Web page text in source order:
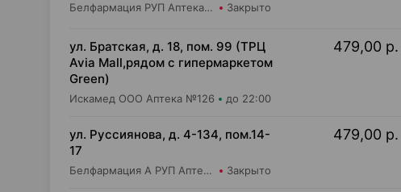
Белфармация РУП Аптека №91 Закрыто
ул. Братская, д. 18, пом. 99 (ТРЦ
Avia Mall,рядом с гипермаркетом
Green)
Искамед ООО Аптека №126 до 22:00
479,00 р.
ул. Руссиянова, д. 4-134, пом.14-
17
Белфармация А РУП Аптека №55 Закрыто
479,00 р.